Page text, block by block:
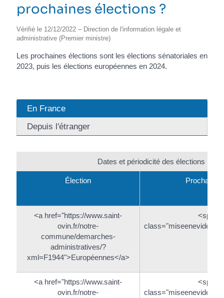
prochaines élections ?
Vérifié le 12/12/2022 – Direction de l'information légale et
administrative (Premier ministre)
Les prochaines élections sont les élections sénatoriales en
2023, puis les élections européennes en 2024.
En France
Depuis l'étranger
Dates et périodicité des élections
Élection Prochain
<a href="https://www.saint-
ovin.fr/notre-
commune/demarches-
administratives/?
xml=F1944">Européennes</a>
<span
<a href="https://www.saint-
ovin.fr/notre-
<span